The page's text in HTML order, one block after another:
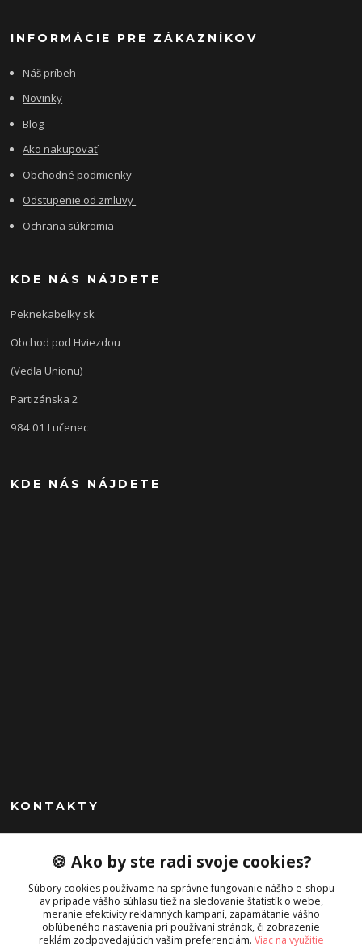
INFORMÁCIE PRE ZÁKAZNÍKOV
Náš príbeh
Novinky
Blog
Ako nakupovať
Obchodné podmienky
Odstupenie od zmluvy
Ochrana súkromia
KDE NÁS NÁJDETE
Peknekabelky.sk
Obchod pod Hviezdou
(Vedľa Unionu)
Partizánska 2
984 01 Lučenec
KDE NÁS NÁJDETE
KONTAKTY
Peknekabelky.sk
+421 949747302
Po-Pia 10-16
info@peknekabelky.sk
🍪 Ako by ste radi svoje cookies?
Súbory cookies používame na správne fungovanie nášho e-shopu
av prípade vášho súhlasu tiež na sledovanie štatistík o webe,
meranie efektivity reklamných kampaní, zapamätanie vášho
obľúbeného nastavenia pri používaní stránok, či zobrazenie
reklám zodpovedajúcich vašim preferenciám. Viac na využitie